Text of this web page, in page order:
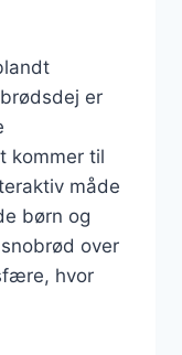
er
kommer til
måde
børn og
over
hvor